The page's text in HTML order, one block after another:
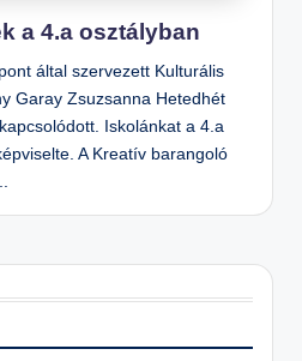
a 4.a osztályban
által szervezett Kulturális
Garay Zsuzsanna Hetedhét
Iskolánkat a 4.a
A Kreatív barangoló